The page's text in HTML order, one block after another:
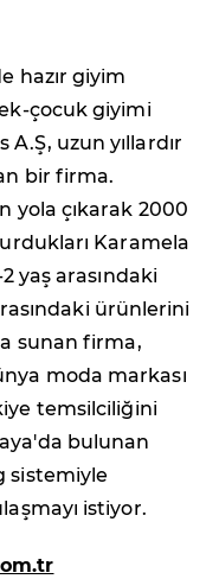
hazır giyim
çocuk giyimi
uzun yıllardır
bir firma.
yola çıkarak 2000
Karamela
yaş arasındaki
ürünlerini
sunan firma,
moda markası
temsilciliğini
bulunan
sistemiyle
istiyor.